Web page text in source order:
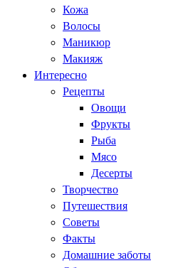
Кожа
Волосы
Маникюр
Макияж
Интересно
Рецепты
Овощи
Фрукты
Рыба
Мясо
Десерты
Творчество
Путешествия
Советы
Факты
Домашние заботы